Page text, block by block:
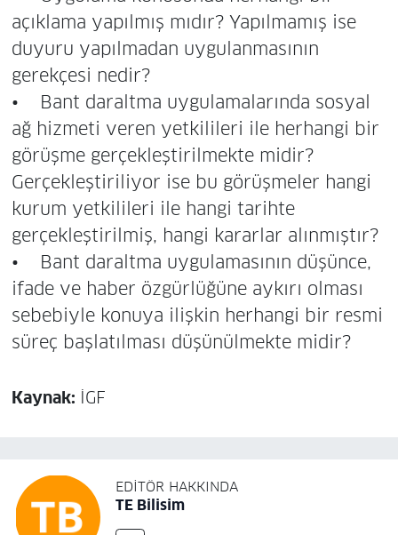
açıklama yapılmış mıdır? Yapılmamış ise
duyuru yapılmadan uygulanmasının
gerekçesi nedir?
• Bant daraltma uygulamalarında sosyal
ağ hizmeti veren yetkilileri ile herhangi bir
görüşme gerçekleştirilmekte midir?
Gerçekleştiriliyor ise bu görüşmeler hangi
kurum yetkilileri ile hangi tarihte
gerçekleştirilmiş, hangi kararlar alınmıştır?
• Bant daraltma uygulamasının düşünce,
ifade ve haber özgürlüğüne aykırı olması
sebebiyle konuya ilişkin herhangi bir resmi
süreç başlatılması düşünülmekte midir?
Kaynak: İGF
EDITÖR HAKKINDA
TE Bilisim